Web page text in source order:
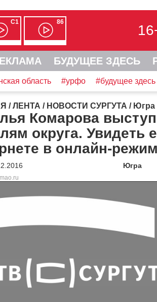
С1 86
БУДУЩЕЕ ЗДЕСЬ
область #урфо #будущее здесь
/ЛЕНТА / НОВОСТИ СУРГУТА / Югра
Комарова
округа. Увидеть
в онлайн-
Югра